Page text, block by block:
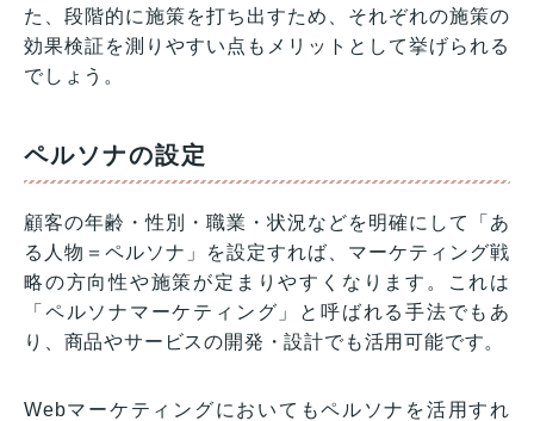
た、段階的に施策を打ち出すため、それぞれの施策の
効果検証を測りやすい点もメリットとして挙げられる
でしょう。
ペルソナの設定
顧客の年齢・性別・職業・状況などを明確にして「あ
る人物＝ペルソナ」を設定すれば、マーケティング戦
略の方向性や施策が定まりやすくなります。これは
「ペルソナマーケティング」と呼ばれる手法でもあ
り、商品やサービスの開発・設計でも活用可能です。
Webマーケティングにおいてもペルソナを活用すれ